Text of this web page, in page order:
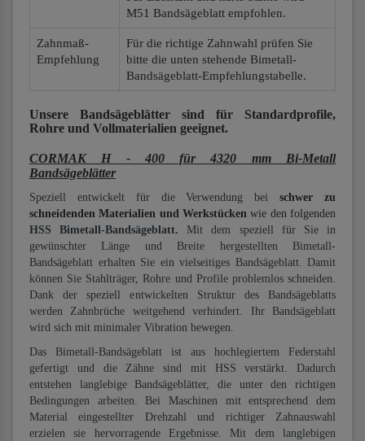
M51 Bandsägeblatt empfohlen.
Zahnmaß-
Empfehlung
Für die richtige Zahnwahl prüfen Sie
bitte die unten stehende Bimetall-
Bandsägeblatt-Empfehlungstabelle.
Unsere Bandsägeblätter sind für Standardprofile,
Rohre und Vollmaterialien geeignet.
CORMAK H - 400 für 4320 mm Bi-Metall
Bandsägeblätter
Speziell entwickelt für die Verwendung beischwer zu
schneidenden Materialien und Werkstücken wie den folgenden
HSS Bimetall-Bandsägeblatt. Mit dem speziell für Sie in
gewünschter Länge und Breite hergestellten Bimetall-
Bandsägeblatt erhalten Sie ein vielseitiges Bandsägeblatt. Damit
können Sie Stahlträger, Rohre und Profile problemlos schneiden.
Dank der speziell entwickelten Struktur des Bandsägeblatts
werden Zahnbrüche weitgehend verhindert. Ihr Bandsägeblatt
wird sich mit minimaler Vibration bewegen.
Das Bimetall-Bandsägeblatt ist aus hochlegiertem Federstahl
gefertigt und die Zähne sind mit HSS verstärkt. Dadurch
entstehen langlebige Bandsägeblätter, die unter den richtigen
Bedingungen arbeiten. Bei Maschinen mit entsprechend dem
Material eingestellter Drehzahl und richtiger Zahnauswahl
erzielen sie hervorragende Ergebnisse. Mit dem langlebigen